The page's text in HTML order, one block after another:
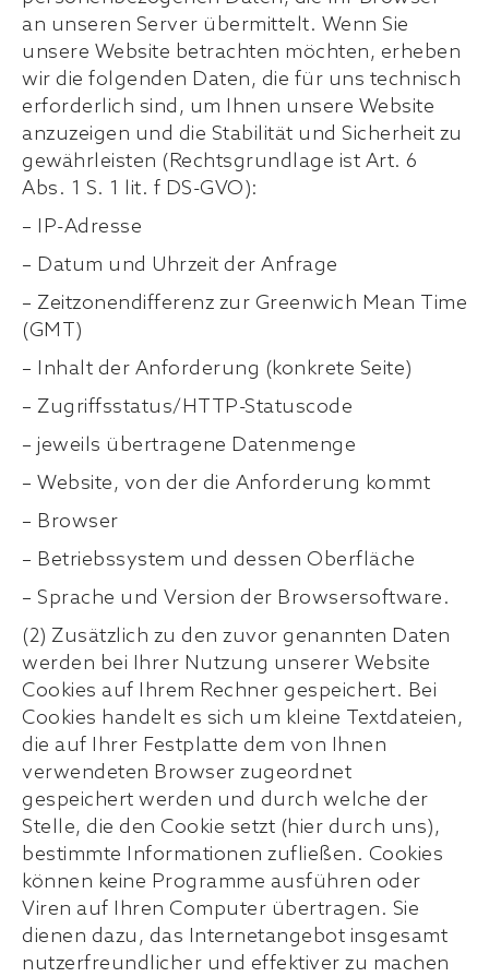
an unseren Server übermittelt. Wenn Sie
unsere Website betrachten möchten, erheben
wir die folgenden Daten, die für uns technisch
erforderlich sind, um Ihnen unsere Website
anzuzeigen und die Stabilität und Sicherheit zu
gewährleisten (Rechtsgrundlage ist Art. 6
Abs. 1 S. 1 lit. f DS-GVO):
– IP-Adresse
– Datum und Uhrzeit der Anfrage
– Zeitzonendifferenz zur Greenwich Mean Time
(GMT)
– Inhalt der Anforderung (konkrete Seite)
– Zugriffsstatus/HTTP-Statuscode
– jeweils übertragene Datenmenge
– Website, von der die Anforderung kommt
– Browser
– Betriebssystem und dessen Oberfläche
– Sprache und Version der Browsersoftware.
(2) Zusätzlich zu den zuvor genannten Daten
werden bei Ihrer Nutzung unserer Website
Cookies auf Ihrem Rechner gespeichert. Bei
Cookies handelt es sich um kleine Textdateien,
die auf Ihrer Festplatte dem von Ihnen
verwendeten Browser zugeordnet
gespeichert werden und durch welche der
Stelle, die den Cookie setzt (hier durch uns),
bestimmte Informationen zufließen. Cookies
können keine Programme ausführen oder
Viren auf Ihren Computer übertragen. Sie
dienen dazu, das Internetangebot insgesamt
nutzerfreundlicher und effektiver zu machen